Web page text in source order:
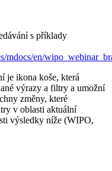
s příklady
mdocs/en/
je ikona koše, která
výrazy a filtry a umožní
změny, které
v oblasti aktuální
výsledky níže (WIPO,